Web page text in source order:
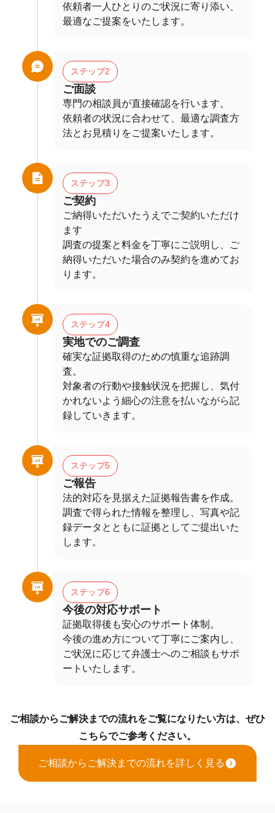
依頼者一人ひとりのご状況に寄り添い、
最適なご提案をいたします。
ステップ2
ご面談
専門の相談員が直接確認を行います。
依頼者の状況に合わせて、最適な調査方
法とお見積りをご提案いたします。
ステップ3
ご契約
ご納得いただいたうえでご契約いただけ
ます
調査の提案と料金を丁寧にご説明し、ご
納得いただいた場合のみ契約を進めてお
ります。
ステップ4
実地でのご調査
確実な証拠取得のための慎重な追跡調
査。
対象者の行動や接触状況を把握し、気付
かれないよう細心の注意を払いながら記
録していきます。
ステップ5
ご報告
法的対応を見据えた証拠報告書を作成。
調査で得られた情報を整理し、写真や記
録データとともに証拠としてご提出いた
します。
ステップ6
今後の対応サポート
証拠取得後も安心のサポート体制。
今後の進め方について丁寧にご案内し、
ご状況に応じて弁護士へのご相談もサポ
ートいたします。
ご相談からご解決までの流れをご覧になりたい方は、ぜひ
こちらでご参考ください。
ご相談からご解決までの流れを詳しく見る